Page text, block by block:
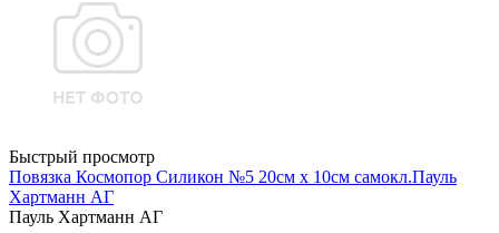
Быстрый просмотр
Повязка Космопор Силикон №5 20см х 10см самокл.Пауль
Хартманн AГ
Пауль Хартманн AГ